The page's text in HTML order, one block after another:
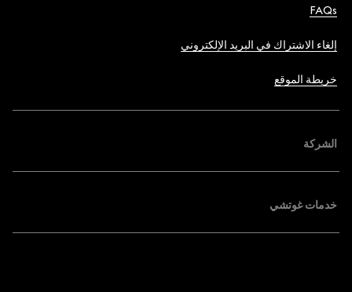
FAQs
إلغاء الاشتراك في البريد الإلكتروني
خريطة الموقع
الشركة
خدمات غوتشي